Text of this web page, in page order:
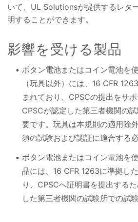
いて、UL Solutionsが提供するレタ
明することができます。
影響を受ける製品
ボタン電池またはコイン電池を
（玩具以外）には、16 CFR
まれており、CPSCの提出をサポ
CPSCが認定した第三者機関の
要です。玩具は本規則の適用除
須の試験および認証に適合する
ボタン電池またはコイン電池を
品には、16 CFR 1263に準拠し
り、CPSCへ証明書を提出する
した第三者機関の試験所での試